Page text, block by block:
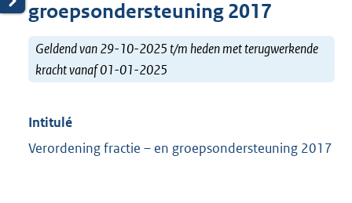
groepsondersteuning 2017
Geldend van 29-10-2025 t/m heden met terugwerkende
kracht vanaf 01-01-2025
Intitulé
Verordening fractie – en groepsondersteuning 2017